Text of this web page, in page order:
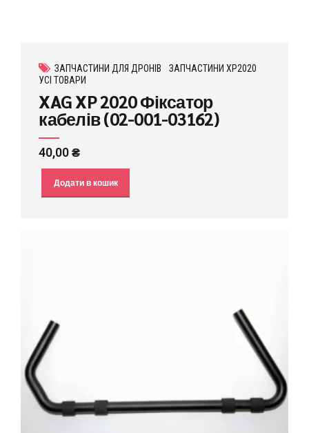
ЗАПЧАСТИНИ ДЛЯ ДРОНІВ
ЗАПЧАСТИНИ XP2020
УСІ ТОВАРИ
XAG XP 2020 Фіксатор
кабелів (02-001-03162)
40,00₴
Додати в кошик